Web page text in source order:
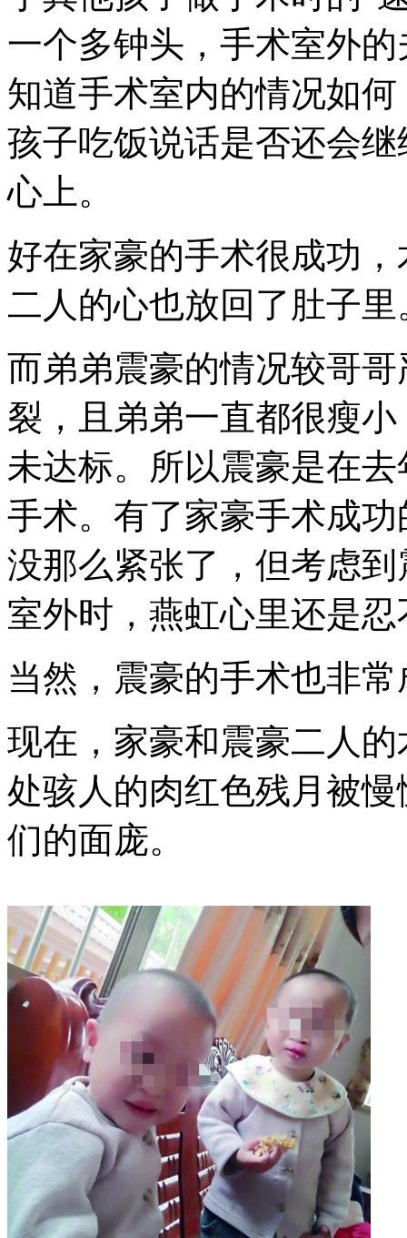
一个多钟头，手术室外
知道手术室内的情况如
孩子吃饭说话是否还会
心上。
好在家豪的手术很成功
二人的心也放回了肚子里
而弟弟震豪的情况较哥
裂，且弟弟一直都很瘦
未达标。所以震豪是在
手术。有了家豪手术成
没那么紧张了，但考虑
室外时，燕虹心里还是
当然，震豪的手术也非
现在，家豪和震豪二人
处骇人的肉红色残月被
们的面庞。